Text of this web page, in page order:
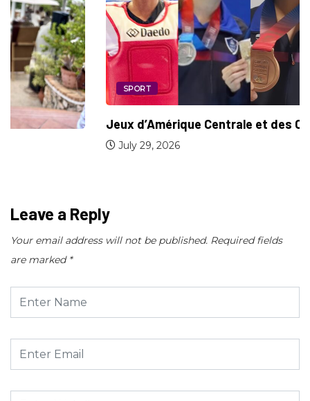
SPORT
Jeux d’Amérique Centrale et des Caraïbes :...
Leave a Reply
Your email address will not be published. Required fields
are marked *